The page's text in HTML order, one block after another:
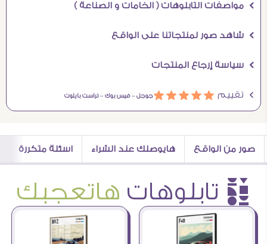
Ö مواصفات التابلوهات ( الخامات و الصناعة )
Ö شاهد صور لمنتجاتنا على الواقع
Ö سياسة إرجاع المنتجات
Ö تقييم áááááجوجل –فيس بوك –تراست بايلوت
صور من الواقع هايوصلك عند الشراء اسئلة متكررة
è تابلوهات هاتعجبك